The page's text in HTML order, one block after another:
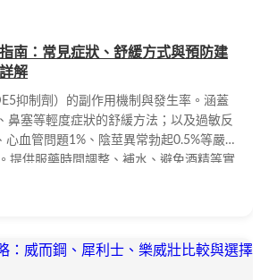
南：常見症狀、舒緩方式與預防建
解
抑制劑）的副作用機制與發生率。涵蓋
鼻塞等輕度症狀的舒緩方法；以及過敏反
心血管問題1%、陰莖異常勃起0.5%等嚴
提供服藥時間調整、補水、避免酒精等實
全用藥。